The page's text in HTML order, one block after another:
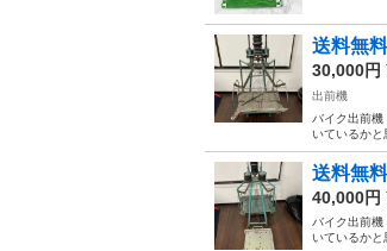
送料無
30,000円
出前機
バイク出前
いているかと
送料無
40,000円
バイク出前
いているかと